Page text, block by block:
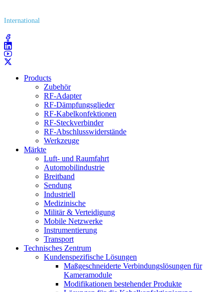
International
Products
Zubehör
RF-Adapter
RF-Dämpfungsglieder
RF-Kabelkonfektionen
RF-Steckverbinder
RF-Abschlusswiderstände
Werkzeuge
Märkte
Luft- und Raumfahrt
Automobilindustrie
Breitband
Sendung
Industriell
Medizinische
Militär & Verteidigung
Mobile Netzwerke
Instrumentierung
Transport
Technisches Zentrum
Kundenspezifische Lösungen
Maßgeschneiderte Verbindungslösungen für
Kameramodule
Modifikationen bestehender Produkte